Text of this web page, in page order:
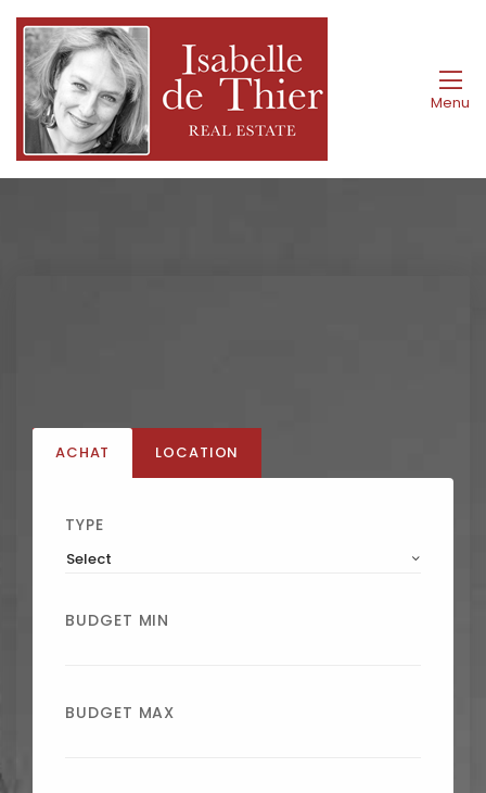
Menu
ACHAT LOCATION
TYPE
Select
BUDGET MIN
BUDGET MAX